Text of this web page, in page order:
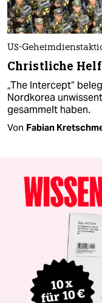
US-
Christliche
„The Intercept“
Nordkorea
gesammelt haben.
Von Fabian